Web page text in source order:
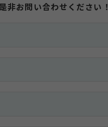
非お問い合わせください！